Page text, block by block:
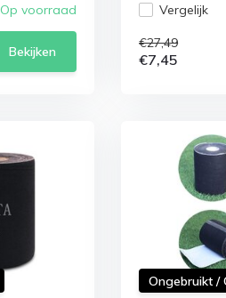
Op voorraad
Bekijken
Vergelijk
€27,49
€7,45
Ongebruikt /